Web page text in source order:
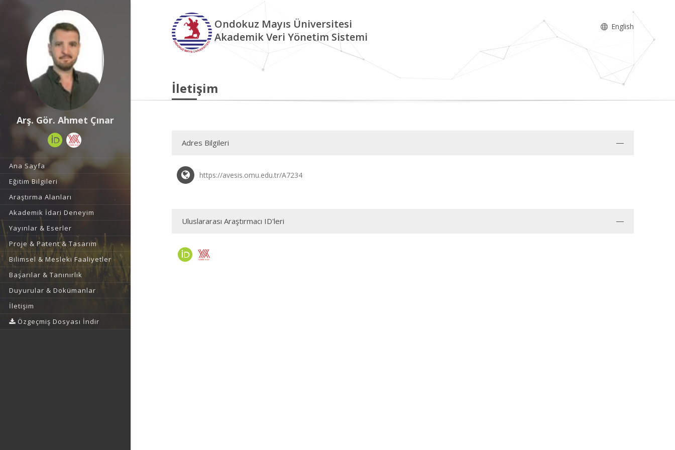
Arş. Gör. Ahmet Çınar
Ana Sayfa
Eğitim Bilgileri
Araştırma Alanları
Akademik İdari Deneyim
Yayınlar & Eserler
Proje & Patent & Tasarım
Bilimsel & Mesleki Faaliyetler
Başarılar & Tanınırlık
Duyurular & Dokümanlar
İletişim
Özgeçmiş Dosyası İndir
Ondokuz Mayıs Üniversitesi
Akademik Veri Yönetim Sistemi
English
İletişim
Adres Bilgileri
https://avesis.omu.edu.tr/A7234
Uluslararası Araştırmacı ID'leri